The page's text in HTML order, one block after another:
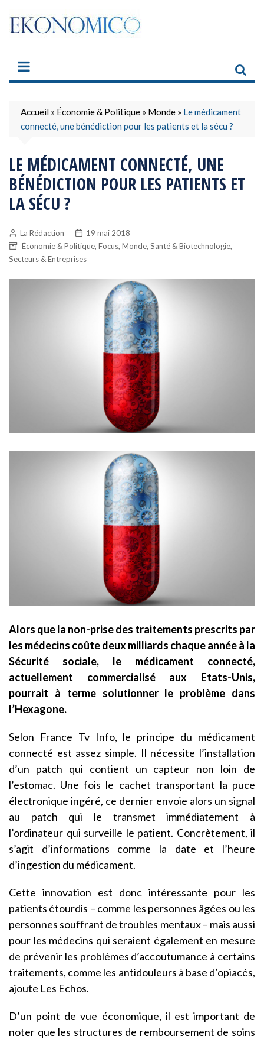
content
Accueil » Économie & Politique » Monde » Le médicament
connecté, une bénédiction pour les patients et la sécu ?
LE MÉDICAMENT CONNECTÉ, UNE
BÉNÉDICTION POUR LES PATIENTS ET
LA SÉCU ?
La Rédaction
19 mai 2018
Économie & Politique, Focus, Monde, Santé & Biotechnologie,
Secteurs & Entreprises
Alors que la non-prise des traitements prescrits par
les médecins coûte deux milliards chaque année à la
Sécurité sociale, le médicament connecté,
actuellement commercialisé aux Etats-Unis,
pourrait à terme solutionner le problème dans
l’Hexagone.
Selon France Tv Info, le principe du médicament
connecté est assez simple. Il nécessite l’installation
d’un patch qui contient un capteur non loin de
l’estomac. Une fois le cachet transportant la puce
électronique ingéré, ce dernier envoie alors un signal
au patch qui le transmet immédiatement à
l’ordinateur qui surveille le patient. Concrètement, il
s’agit d’informations comme la date et l’heure
d’ingestion du médicament.
Cette innovation est donc intéressante pour les
patients étourdis – comme les personnes âgées ou les
personnes souffrant de troubles mentaux – mais aussi
pour les médecins qui seraient également en mesure
de prévenir les problèmes d’accoutumance à certains
traitements, comme les antidouleurs à base d’opiacés,
ajoute Les Echos.
D’un point de vue économique, il est important de
noter que les structures de remboursement de soins